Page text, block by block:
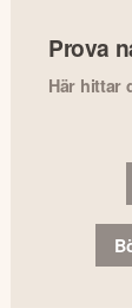
Prova
Här hittar